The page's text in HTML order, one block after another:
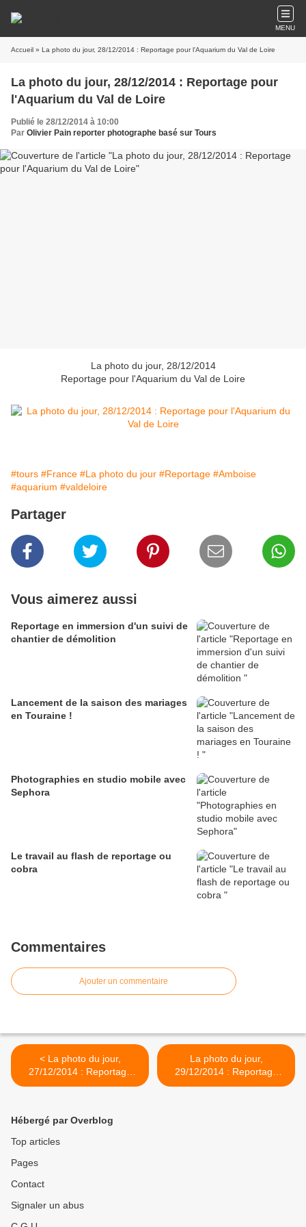
MENU
Accueil » La photo du jour, 28/12/2014 : Reportage pour l'Aquarium du Val de Loire
La photo du jour, 28/12/2014 : Reportage pour
l'Aquarium du Val de Loire
Publié le 28/12/2014 à 10:00
Par Olivier Pain reporter photographe basé sur Tours
La photo du jour, 28/12/2014
Reportage pour l'Aquarium du Val de Loire
#tours #France #La photo du jour #Reportage #Amboise
#aquarium #valdeloire
Partager
Vous aimerez aussi
Reportage en immersion d'un suivi de
chantier de démolition
Lancement de la saison des mariages
en Touraine !
Photographies en studio mobile avec
Sephora
Le travail au flash de reportage ou
cobra
Commentaires
Ajouter un commentaire
< La photo du jour,
27/12/2014 : Reportage
pour l'Aquarium du Val de
La photo du jour,
29/12/2014 : Reportage
pour l'Aquarium du Val de
Hébergé par Overblog
Top articles
Pages
Contact
Signaler un abus